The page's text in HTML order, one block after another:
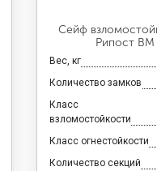
Сейф
Рипост ВМ
Вес, кг
Количество замков
Класс
взломостойкости
Класс огнестойкости
Количество секций